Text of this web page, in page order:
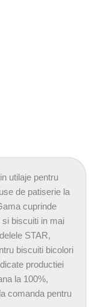
utilaje pentru
de patiserie la
cuprinde
biscuiti in mai
STAR,
biscuiti bicolori
productiei
la 100%,
comanda pentru